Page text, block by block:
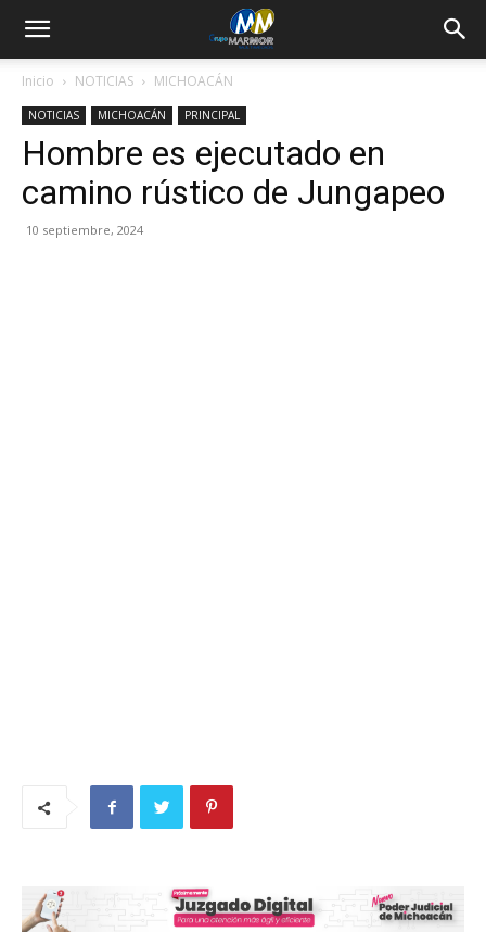
Inicio NOTICIAS MICHOACÁN
NOTICIAS MICHOACÁN PRINCIPAL
Hombre es ejecutado en
camino rústico de Jungapeo
10 septiembre, 2024